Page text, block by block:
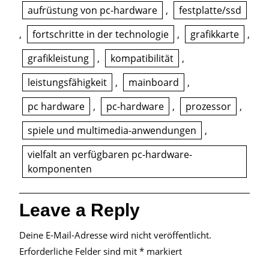
aufrüstung von pc-hardware
,
festplatte/ssd
,
fortschritte in der technologie , grafikkarte
,
grafikleistung
, kompatibilität
,
leistungsfähigkeit
, mainboard
,
pc hardware
, pc-hardware , prozessor
,
spiele und multimedia-anwendungen
,
vielfalt an verfügbaren pc-hardware-
komponenten
Leave a Reply
Deine E-Mail-Adresse wird nicht veröffentlicht.
Erforderliche Felder sind mit * markiert